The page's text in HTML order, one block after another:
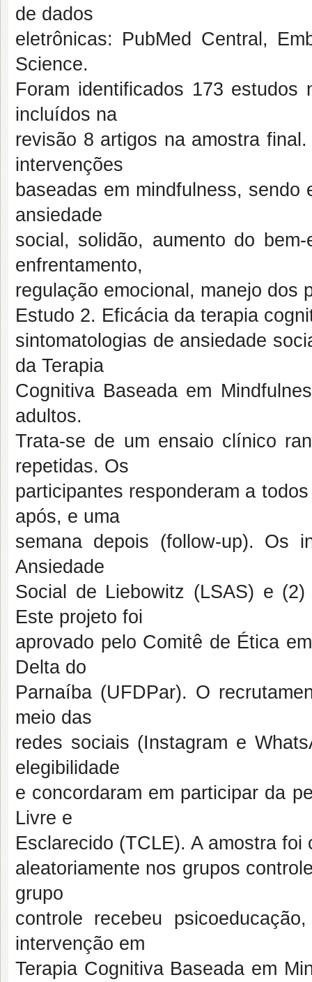
de dados
eletrônicas: PubMed Central,
Science.
Foram identificados 173
incluídos na
revisão 8 artigos na amostra
intervenções
baseadas em mindfulness,
ansiedade
social, solidão, aumento do
enfrentamento,
regulação emocional, manejo dos
Estudo 2. Eficácia da terapia
sintomatologias de ansiedade
da Terapia
Cognitiva Baseada em
adultos.
Trata-se de um ensaio clínico
repetidas. Os
participantes responderam a
após, e uma
semana depois (follow-up). Os
Ansiedade
Social de Liebowitz (LSAS) e
Este projeto foi
aprovado pelo Comitê de Ética
Delta do
Parnaíba (UFDPar). O
meio das
redes sociais (Instagram e
elegibilidade
e concordaram em participar da
Livre e
Esclarecido (TCLE). A amostra
aleatoriamente nos grupos
grupo
controle recebeu
intervenção em
Terapia Cognitiva Baseada em